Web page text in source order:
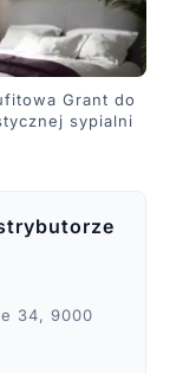
Grant do
sypialni
34, 9000